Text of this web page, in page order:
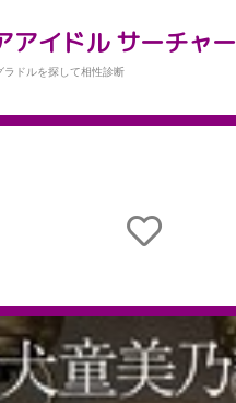
アイドル サーチャー
ラドルを探して相性診断